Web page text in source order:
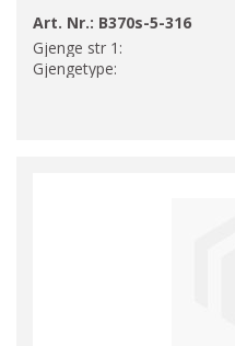
Art. Nr.: B370s-5-316
Gjenge str 1:
Gjengetype: